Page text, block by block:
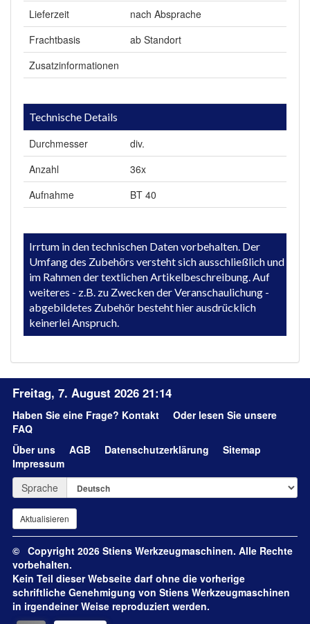
Lieferzeit
nach Absprache
Frachtbasis
ab Standort
Zusatzinformationen
Technische Details
Durchmesser
div.
Anzahl
36x
Aufnahme
BT 40
Irrtum in den technischen Daten vorbehalten. Der
Umfang des Zubehörs versteht sich ausschließlich und
im Rahmen der textlichen Artikelbeschreibung. Auf
weiteres - z.B. zu Zwecken der Veranschaulichung -
abgebildetes Zubehör besteht hier ausdrücklich
keinerlei Anspruch.
Freitag, 7. August 2026 21:14
Haben Sie eine Frage? Kontakt
Oder lesen Sie unsere
FAQ
Über uns
AGB Datenschutzerklärung
Sitemap
Impressum
Sprache
© Copyright 2026 Stiens Werkzeugmaschinen. Alle Rechte
vorbehalten.
Kein Teil dieser Webseite darf ohne die vorherige
schriftliche Genehmigung von Stiens Werkzeugmaschinen
in irgendeiner Weise reproduziert werden.